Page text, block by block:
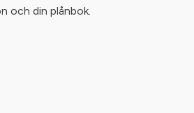
och din plånbok.